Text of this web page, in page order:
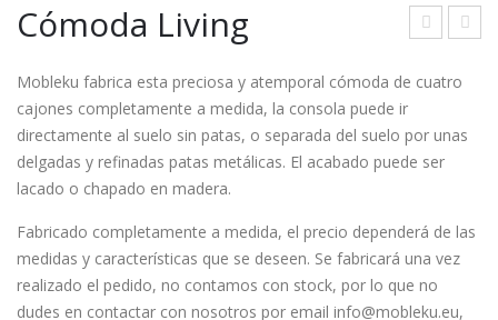
oda
s
as
oda
ng
as
Cómoda Living
Mobleku fabrica esta preciosa y atemporal cómoda de cuatro
cajones completamente a medida, la consola puede ir
directamente al suelo sin patas, o separada del suelo por unas
delgadas y refinadas patas metálicas. El acabado puede ser
lacado o chapado en madera.
Fabricado completamente a medida, el precio dependerá de las
medidas y características que se deseen. Se fabricará una vez
realizado el pedido, no contamos con stock, por lo que no
dudes en contactar con nosotros por email info@mobleku.eu,